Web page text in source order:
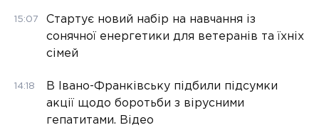
15:07
Стартує новий набір на навчання із
сонячної енергетики для ветеранів та їхніх
сімей
14:18
В Івано-Франківську підбили підсумки
акції щодо боротьби з вірусними
гепатитами. Відео